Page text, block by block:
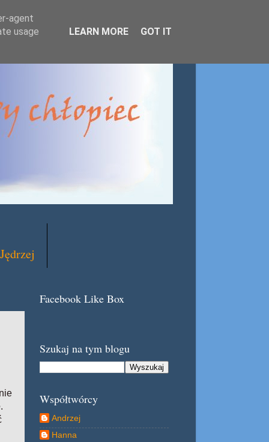
Facebook Like Box
Szukaj na tym blogu
Współtwórcy
Andrzej
Hanna
agent
usage
LEARN MORE GOT IT